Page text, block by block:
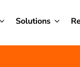
Solutions